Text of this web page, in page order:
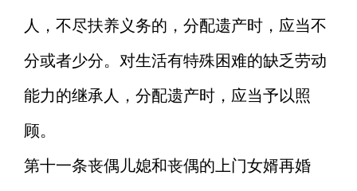
人，不尽扶养义务的，分配遗产时，应当不
分或者少分。对生活有特殊困难的缺乏劳动
能力的继承人，分配遗产时，应当予以照
顾。
第十一条丧偶儿媳和丧偶的上门女婿再婚